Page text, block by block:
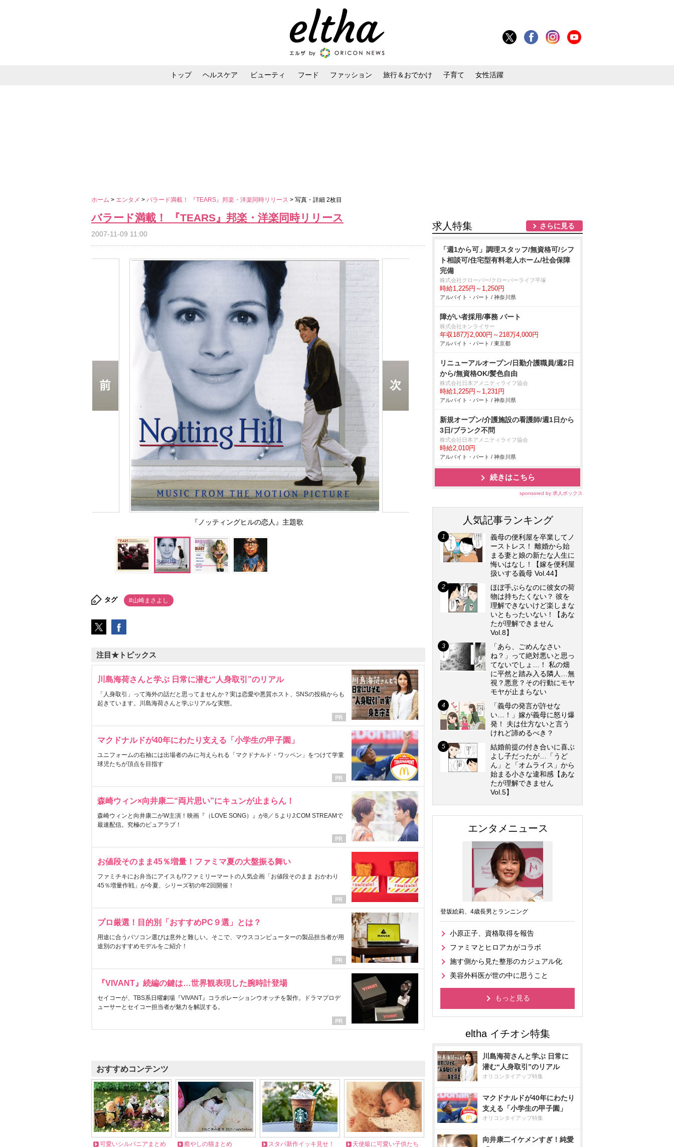
トップ ヘルスケア ビューティ フード ファッション 旅行＆おでかけ 子育て 女性活躍
ホーム > エンタメ > バラード満載！ 『TEARS』邦楽・洋楽同時リリース > 写真・詳細 2枚目
バラード満載！ 『TEARS』邦楽・洋楽同時リリース
2007-11-09 11:00
『ノッティングヒルの恋人』主題歌
タグ #山崎まさよし
注目★トピックス
川島海荷さんと学ぶ 日常に潜む“人身取引”のリアル
「人身取引」って海外の話だと思ってませんか？実は恋愛や悪質ホスト、SNSの投稿からも
起きています。川島海荷さんと学ぶリアルな実態。
マクドナルドが40年にわたり支える「小学生の甲子園」
ユニフォームの右袖には出場者のみに与えられる「マクドナルド・ワッペン」をつけて学童
球児たちが頂点を目指す
森崎ウィン×向井康二“両片思い”にキュンが止まらん！
森崎ウィンと向井康二がW主演！映画『（LOVE SONG）』が8／５よりJ:COM STREAMで
最速配信。究極のピュアラブ！
お値段そのまま45％増量！ファミマ夏の大盤振る舞い
ファミチキにお弁当にアイスも!?ファミリーマートの人気企画「お値段そのまま おかわり
45％増量作戦」が今夏、シリーズ初の年2回開催！
プロ厳選！目的別「おすすめPC９選」とは？
用途に合うパソコン選びは意外と難しい。そこで、マウスコンピューターの製品担当者が用
途別のおすすめモデルをご紹介！
『VIVANT』続編の鍵は…世界観表現した腕時計登場
セイコーが、TBS系日曜劇場『VIVANT』コラボレーションウオッチを製作。ドラマプロデ
ューサーとセイコー担当者が魅力を解説する。
おすすめコンテンツ
可愛いシルバニアまとめ 癒やしの猫まとめ スタバ新作イッキ見せ！ 天使級に可愛い子供たち
求人特集 さらに見る
「週1から可」調理スタッフ/無資格可/シフ
ト相談可/住宅型有料老人ホーム/社会保障
完備
株式会社クローバー/クローバーライフ平塚
時給1,225円～1,250円
アルバイト・パート / 神奈川県
障がい者採用/事務 パート
株式会社キンライサー
年収187万2,000円～218万4,000円
アルバイト・パート / 東京都
リニューアルオープン/日勤介護職員/週2日
から/無資格OK/髪色自由
株式会社日本アメニティライフ協会
時給1,225円～1,231円
アルバイト・パート / 神奈川県
新規オープン/介護施設の看護師/週1日から
3日/ブランク不問
株式会社日本アメニティライフ協会
時給2,010円
アルバイト・パート / 神奈川県
続きはこちら
sponsored by 求人ボックス
人気記事ランキング
義母の便利屋を卒業してノ
ーストレス！ 離婚から始
まる妻と娘の新たな人生に
悔いはなし！【嫁を便利屋
扱いする義母 Vol.44】
ほぼ手ぶらなのに彼女の荷
物は持ちたくない？ 彼を
理解できないけど楽しまな
いともったいない！【あな
たが理解できません
Vol.8】
「あら、ごめんなさい
ね？」って絶対悪いと思っ
てないでしょ…！ 私の畑
に平然と踏み入る隣人…無
視？悪意？その行動にモヤ
モヤが止まらない
「義母の発言が許せな
い…！」嫁が義母に怒り爆
発！ 夫は仕方ないと言う
けれど諦めるべき？
結婚前提の付き合いに喜ぶ
よし子だったが…「うど
ん」と「オムライス」から
始まる小さな違和感【あな
たが理解できません
Vol.5】
エンタメニュース
登坂絵莉、4歳長男とランニング
小原正子、資格取得を報告
ファミマとヒロアカがコラボ
施す側から見た整形のカジュアル化
美容外科医が世の中に思うこと
もっと見る
川島海荷さんと学ぶ 日常に
潜む“人身取引”のリアル
オリコンタイアップ特集
マクドナルドが40年にわたり
支える「小学生の甲子園」
オリコンタイアップ特集
向井康二イケメンすぎ！純愛